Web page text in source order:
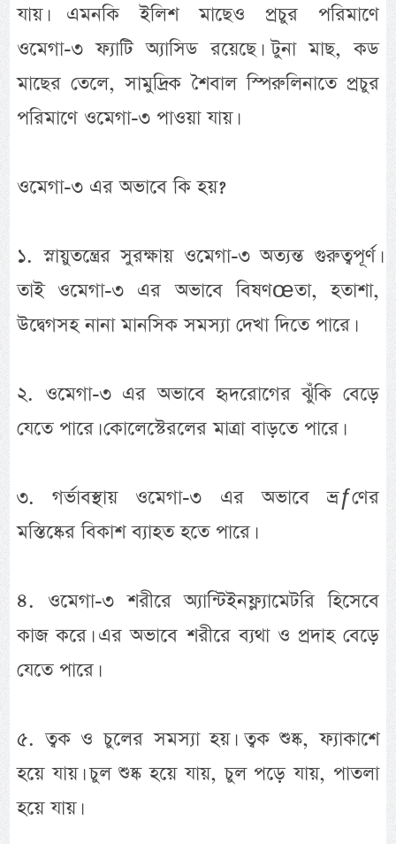
যায়। এমনকি ইলিশ মাছেও প্রচুর পরিমাণে
ওমেগা-৩ ফ্যাটি অ্যাসিড রয়েছে। টুনা মাছ, কড
মাছের তেলে, সামুদ্রিক শৈবাল স্পিরুলিনাতে প্রচুর
পরিমাণে ওমেগা-৩ পাওয়া যায়।
ওমেগা-৩ এর অভাবে কি হয়?
১. স্নায়ুতন্ত্রের সুরক্ষায় ওমেগা-৩ অত্যন্ত গুরুত্বপূর্ণ।
তাই ওমেগা-৩ এর অভাবে বিষণœতা, হতাশা,
উদ্বেগসহ নানা মানসিক সমস্যা দেখা দিতে পারে।
২. ওমেগা-৩ এর অভাবে হৃদরোগের ঝুঁকি বেড়ে
যেতে পারে। কোলেস্টেরলের মাত্রা বাড়তে পারে।
৩. গর্ভাবস্থায় ওমেগা-৩ এর অভাবে ভ্রƒণের
মস্তিষ্কের বিকাশ ব্যাহত হতে পারে।
৪. ওমেগা-৩ শরীরে অ্যান্টিইনফ্ল্যামেটরি হিসেবে
কাজ করে। এর অভাবে শরীরে ব্যথা ও প্রদাহ বেড়ে
যেতে পারে।
৫. ত্বক ও চুলের সমস্যা হয়। ত্বক শুষ্ক, ফ্যাকাশে
হয়ে যায়। চুল শুষ্ক হয়ে যায়, চুল পড়ে যায়, পাতলা
হয়ে যায়।